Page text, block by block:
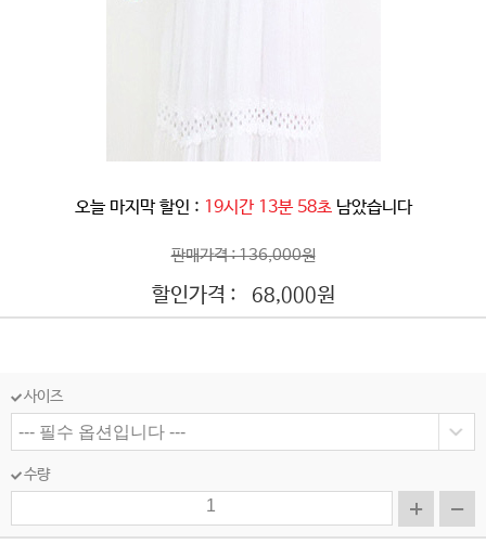
오늘 마지막 할인 : 19시간 13분 55초 남았습니다
판매가격 : 136,000원
할인가격 : 68,000원
사이즈
수량